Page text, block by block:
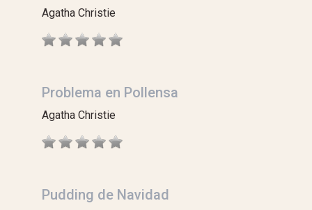
Agatha Christie
Problema en Pollensa
Agatha Christie
Pudding de Navidad